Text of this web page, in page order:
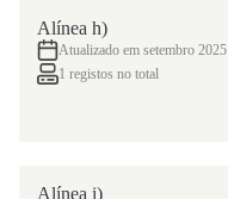
Alínea h)
Atualizado em setembro 2025
1 registos no total
Alínea i)